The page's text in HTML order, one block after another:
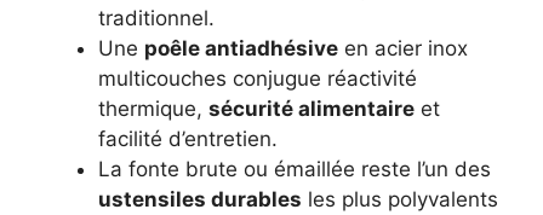
traditionnel.
Une poêle antiadhésive en acier inox
multicouches conjugue réactivité
thermique, sécurité alimentaire et
facilité d’entretien.
La fonte brute ou émaillée reste l’un des
ustensiles durables les plus polyvalents